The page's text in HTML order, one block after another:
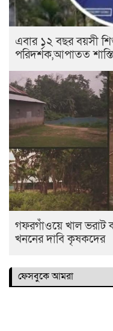
এবার ১২ বছর বয়সী
পরিদর্শক,আপাতত শাস্তি
গফরগাঁওয়ে খাল ভরাট
খননের দাবি কৃষকদের
ফেসবুকে আমরা